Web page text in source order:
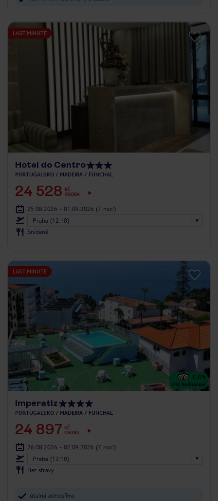
LAST MINUTE
Hotel do Centro
PORTUGALSKO MADEIRA FUNCHAL
24 528
KČ
OSOBA
25.08.2026 - 01.09.2026 (7 nocí)
Praha (12:10)
Snídaně
LAST MINUTE
3.7/5
242 hodnocení
Imperatiz
PORTUGALSKO MADEIRA FUNCHAL
24 897 KČ
OSOBA
26.08.2026 - 02.09.2026 (7 nocí)
Praha (12:10)
Bez stravy
útulná atmosféra